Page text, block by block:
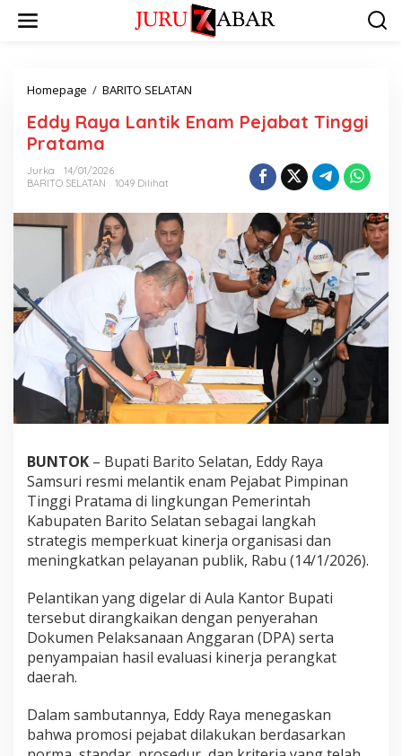
Homepage / BARITO SELATAN
Eddy Raya Lantik Enam Pejabat Tinggi
Pratama
Jurka
14/01/2026
BARITO SELATAN
1049 Dilihat
BUNTOK – Bupati Barito Selatan, Eddy Raya
Samsuri resmi melantik enam Pejabat Pimpinan
Tinggi Pratama di lingkungan Pemerintah
Kabupaten Barito Selatan sebagai langkah
strategis memperkuat kinerja organisasi dan
meningkatkan pelayanan publik, Rabu (14/1/2026).
Pelantikan yang digelar di Aula Kantor Bupati
tersebut dirangkaikan dengan penyerahan
Dokumen Pelaksanaan Anggaran (DPA) serta
penyampaian hasil evaluasi kinerja perangkat
daerah.
Dalam sambutannya, Eddy Raya menegaskan
bahwa promosi pejabat dilakukan berdasarkan